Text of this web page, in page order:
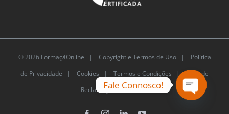
© 2026 FormaçãOnline | Copyright e Termos de Uso|
Política
de Privacidade | Cookies | Termos e Condições |Livro de
Reclamações Eletrónico
Fale Connosco!